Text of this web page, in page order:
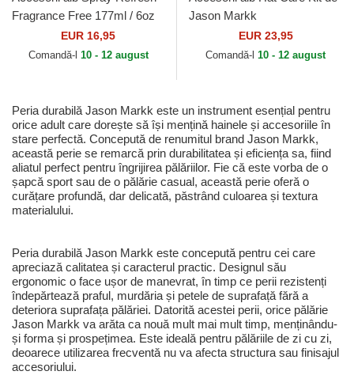
Fragrance Free 177ml / 6oz
de Jason Markk
EUR 16,95
Comandă-l 10 - 12 august
Jason Markk
EUR 23,95
Comandă-l 10 - 12 august
Peria durabilă Jason Markk este un instrument esențial pentru
orice adult care dorește să își mențină hainele și accesoriile în
stare perfectă. Concepută de renumitul brand Jason Markk,
această perie se remarcă prin durabilitatea și eficiența sa, fiind
aliatul perfect pentru îngrijirea pălăriilor. Fie că este vorba de o
șapcă sport sau de o pălărie casual, această perie oferă o
curățare profundă, dar delicată, păstrând culoarea și textura
materialului.
Peria durabilă Jason Markk este concepută pentru cei care
apreciază calitatea și caracterul practic. Designul său
ergonomic o face ușor de manevrat, în timp ce perii rezistenți
îndepărtează praful, murdăria și petele de suprafață fără a
deteriora suprafața pălăriei. Datorită acestei perii, orice pălărie
Jason Markk va arăta ca nouă mult mai mult timp, menținându-
și forma și prospețimea. Este ideală pentru pălăriile de zi cu zi,
deoarece utilizarea frecventă nu va afecta structura sau finisajul
accesoriului.